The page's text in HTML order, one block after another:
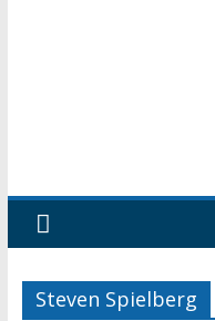
Steven Spielberg